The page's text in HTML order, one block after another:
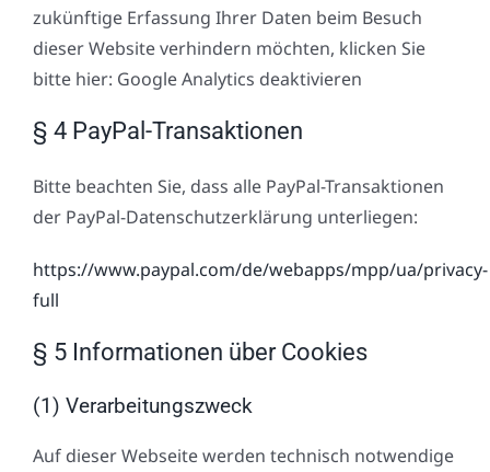
zukünftige Erfassung Ihrer Daten beim Besuch
dieser Website verhindern möchten, klicken Sie
bitte hier: Google Analytics deaktivieren
§ 4 PayPal-Transaktionen
Bitte beachten Sie, dass alle PayPal-Transaktionen
der PayPal-Datenschutzerklärung unterliegen:
https://www.paypal.com/de/webapps/mpp/ua/privacy-
full
§ 5 Informationen über Cookies
(1) Verarbeitungszweck
Auf dieser Webseite werden technisch notwendige